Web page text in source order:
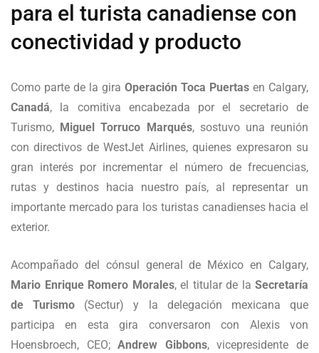
para el turista canadiense con
conectividad y producto
Como parte de la gira Operación Toca Puertas en Calgary,
Canadá, la comitiva encabezada por el secretario de
Turismo, Miguel Torruco Marqués, sostuvo una reunión
con directivos de WestJet Airlines, quienes expresaron su
gran interés por incrementar el número de frecuencias,
rutas y destinos hacia nuestro país, al representar un
importante mercado para los turistas canadienses hacia el
exterior.
Acompañado del cónsul general de México en Calgary,
Mario Enrique Romero Morales, el titular de la Secretaría
de Turismo (Sectur) y la delegación mexicana que
participa en esta gira conversaron con Alexis von
Hoensbroech, CEO;Andrew Gibbons, vicepresidente de